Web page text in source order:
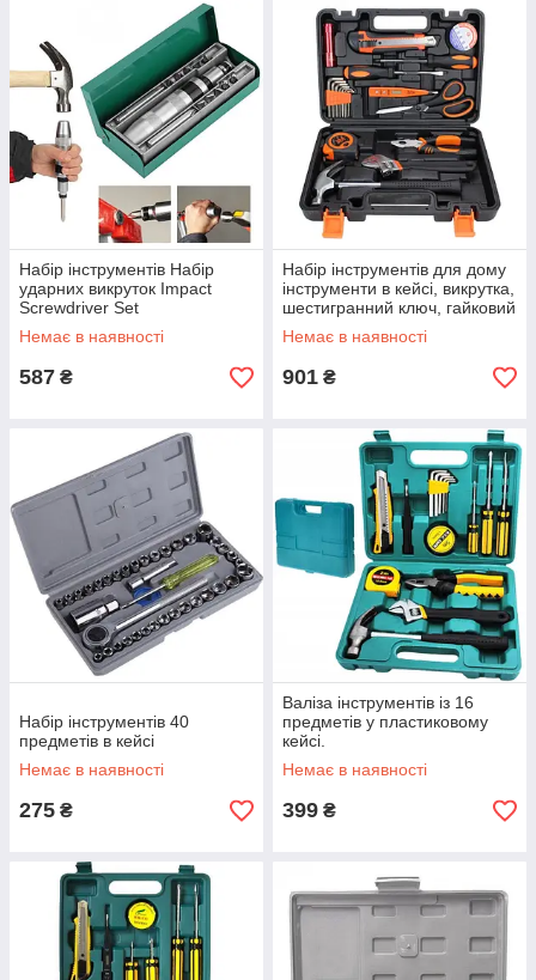
Набір інструментів Набір
ударних викруток Impact
Screwdriver Set
Немає в наявності
587 ₴
Набір інструментів для дому
інструменти в кейсі, викрутка,
шестигранний ключ, гайковий
ключ 18 в 1
Немає в наявності
901 ₴
Набір інструментів 40
предметів в кейсі
Немає в наявності
275 ₴
Валіза інструментів із 16
предметів у пластиковому
кейсі.
Немає в наявності
399 ₴